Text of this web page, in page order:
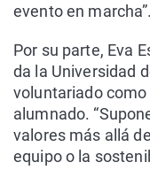
evento en marcha”.
Por su parte, Eva
da la Universidad
voluntariado como
alumnado.
valores más allá
equipo o la